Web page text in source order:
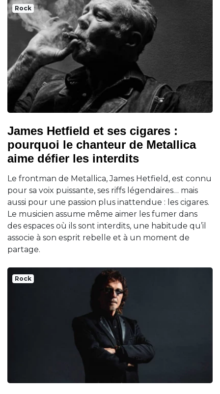
Rock
James Hetfield et ses cigares :
pourquoi le chanteur de Metallica
aime défier les interdits
Le frontman de Metallica, James Hetfield, est connu
pour sa voix puissante, ses riffs légendaires… mais
aussi pour une passion plus inattendue : les cigares.
Le musicien assume même aimer les fumer dans
des espaces où ils sont interdits, une habitude qu’il
associe à son esprit rebelle et à un moment de
partage.
Rock